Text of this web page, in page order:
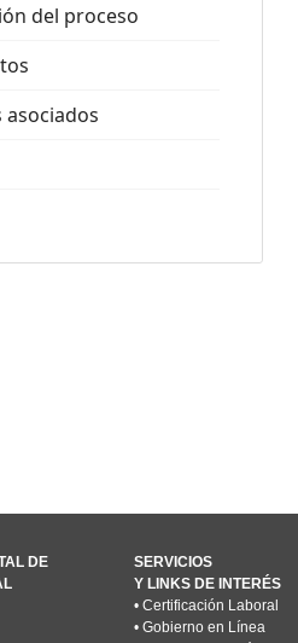
del proceso
DE
SERVICIOS
Y LINKS DE INTERÉS
• Certificación Laboral
• Gobierno en Línea